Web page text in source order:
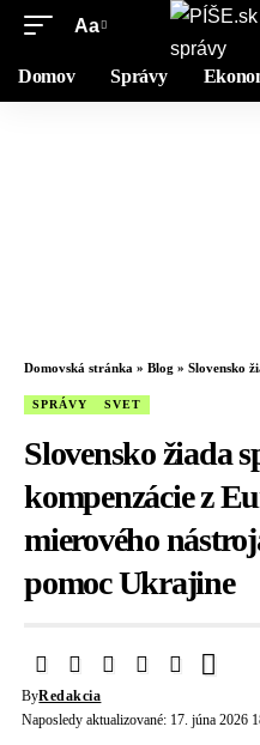
Aa
Domov Správy
Domovská stránka » Blog » Slovensko žiada
SPRÁVY SVET
Slovensko žiada
kompenzácie z
mierového
pomoc Ukrajine
Naposledy aktualizované: 17. júna 2026
ByRedakcia